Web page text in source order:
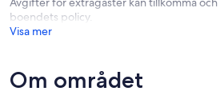
boendets policy.
Visa mer
Om området